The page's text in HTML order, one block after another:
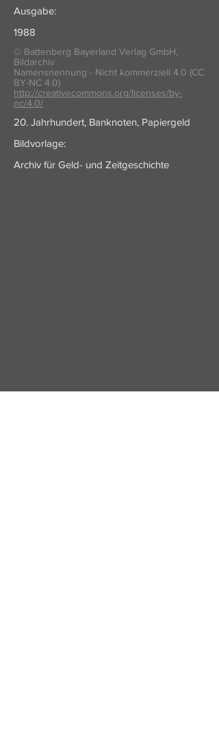
Ausgabe:
1988
© Battenberg Bayerland Verlag GmbH,
Bildarchiv
Namensnennung - Nicht kommerziell 4.0 (CC
BY-NC 4.0)
http://creativecommons.org/licenses/by-
nc/4.0/
20. Jahrhundert, Banknoten, Papiergeld
Bildvorlage:
Archiv für Geld- und Zeitgeschichte